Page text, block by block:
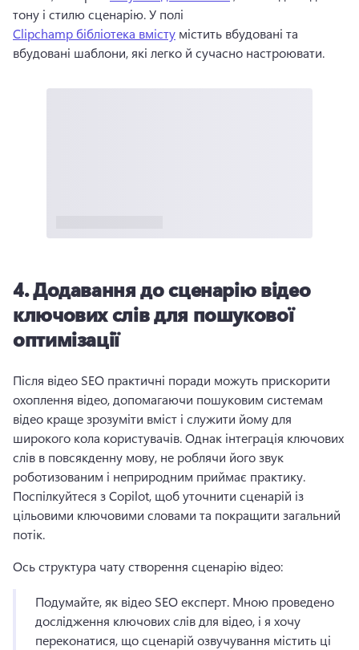
тону і стилю сценарію. У полі
Clipchamp бібліотека вмісту містить вбудовані та
вбудовані шаблони, які легко й сучасно настроювати.
4.Додавання до сценарію відео
ключових слів для пошукової
оптимізації
Після відео SEO практичні поради можуть прискорити
охоплення відео, допомагаючи пошуковим системам
відео краще зрозуміти вміст і служити йому для
широкого кола користувачів. Однак інтеграція ключових
слів в повсякденну мову, не роблячи його звук
Поспілкуйтеся з Copilot, щоб уточнити сценарій із
цільовими ключовими словами та покращити загальний
потік.
Ось структура чату створення сценарію відео:
Подумайте, як відео SEO експерт. Мною проведено
дослідження ключових слів для відео, і я хочу
переконатися, що сценарій озвучування містить ці